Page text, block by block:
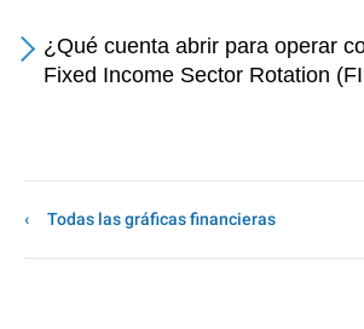
¿Qué cuenta abrir para operar
Fixed Income Sector Rotation
Todas las gráficas financieras